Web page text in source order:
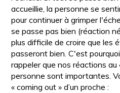
accueillie, la personne se
pour continuer à grimper
se passe pas bien (réaction
plus difficile de croire que les
passeront bien. C'est
rappeler que nos réactions au
personne sont importantes.
« coming out » d’un proche :